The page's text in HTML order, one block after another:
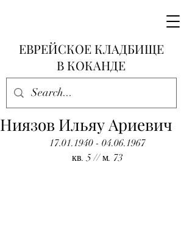
ЕВРЕЙСКОЕ КЛАДБИЩЕ
В КОКАНДЕ
Ниязов Ильяу Ариевич
17.01.1940 - 04.06.1967
кв. 5 // м. 73